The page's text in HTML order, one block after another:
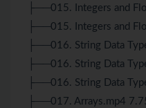
├──015. Integers and
├──015. Integers and
├──016. String Data
├──016. String Data
├──016. String Data
├──017. Arrays.mp4